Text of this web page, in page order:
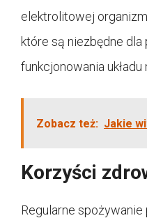
elektrolitowej
które są niezbędne dla
funkcjonowania układu
Zobacz też: Jakie
Korzyści
Regularne